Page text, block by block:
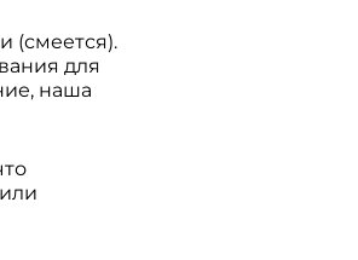
(смеется).
для
наша